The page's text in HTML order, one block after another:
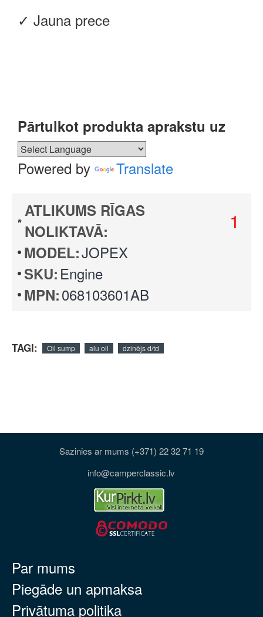
✓ Jauna prece
Pārtulkot produkta aprakstu uz
Powered by Translate
ATLIKUMS RĪGAS
NOLIKTAVĀ:
1
MODEL:JOPEX
SKU: Engine
MPN:068103601AB
TAGI: Oil sump alu oil dzinējs d/td
Sazinies ar mums (+371) 22 32 71 19
info@camperclassic.lv
Par mums
Piegāde un apmaksa
Privātuma politika